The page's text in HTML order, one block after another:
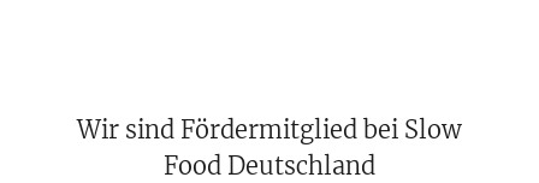
Wir sind Fördermitglied bei Slow
Food Deutschland